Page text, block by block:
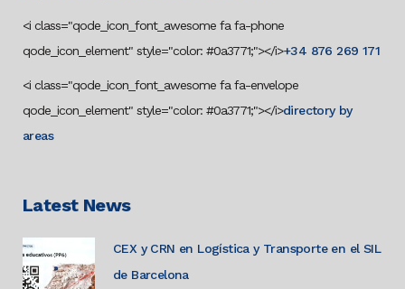
<i class="qode_icon_font_awesome fa fa-phone
qode_icon_element" style="color: #0a3771;"></i>+34 876 269 171
<i class="qode_icon_font_awesome fa fa-envelope
qode_icon_element" style="color: #0a3771;"></i>directory by
areas
Latest News
CEX y CRN en Logística y Transporte en el SIL
de Barcelona